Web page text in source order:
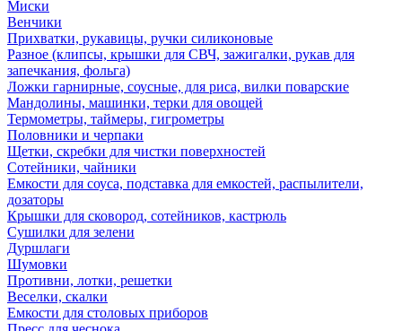
Миски
Венчики
Прихватки, рукавицы, ручки силиконовые
Разное (клипсы, крышки для СВЧ, зажигалки, рукав для
запечкания, фольга)
Ложки гарнирные, соусные, для риса, вилки поварские
Мандолины, машинки, терки для овощей
Термометры, таймеры, гигрометры
Половники и черпаки
Щетки, скребки для чистки поверхностей
Сотейники, чайники
Емкости для соуса, подставка для емкостей, распылители,
дозаторы
Крышки для сковород, сотейников, кастрюль
Сушилки для зелени
Дуршлаги
Шумовки
Противни, лотки, решетки
Веселки, скалки
Емкости для столовых приборов